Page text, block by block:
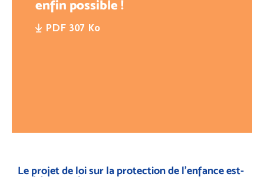
enfin possible !
PDF 307 Ko
Le projet de loi sur la protection de l’enfance est-